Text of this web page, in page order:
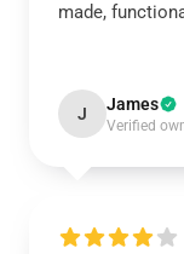
made,
J James
Verified